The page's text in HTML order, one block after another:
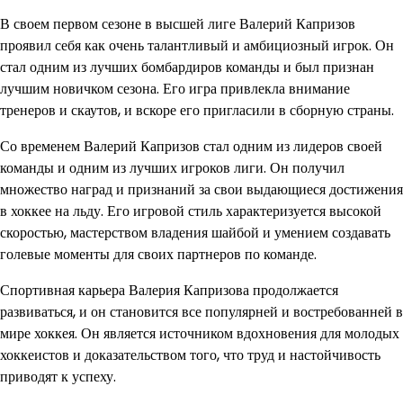
В своем первом сезоне в высшей лиге Валерий Капризов
проявил себя как очень талантливый и амбициозный игрок. Он
стал одним из лучших бомбардиров команды и был признан
лучшим новичком сезона. Его игра привлекла внимание
тренеров и скаутов, и вскоре его пригласили в сборную страны.
Со временем Валерий Капризов стал одним из лидеров своей
команды и одним из лучших игроков лиги. Он получил
множество наград и признаний за свои выдающиеся достижения
в хоккее на льду. Его игровой стиль характеризуется высокой
скоростью, мастерством владения шайбой и умением создавать
голевые моменты для своих партнеров по команде.
Спортивная карьера Валерия Капризова продолжается
развиваться, и он становится все популярней и востребованней в
мире хоккея. Он является источником вдохновения для молодых
хоккеистов и доказательством того, что труд и настойчивость
приводят к успеху.